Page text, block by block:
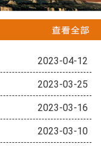
2023-04-12
2023-03-25
2023-03-16
2023-03-10